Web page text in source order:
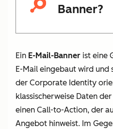
Banner?
Ein E-Mail-Banner ist eine
E-Mail eingebaut wird und
der Corporate Identity
klassischerweise Daten
einen Call-to-Action, der
Angebot hinweist. Im